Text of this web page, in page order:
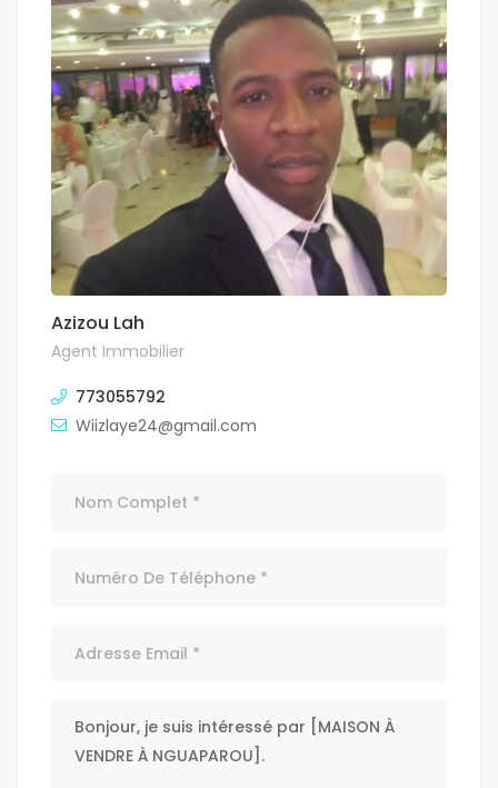
Azizou Lah
Agent Immobilier
773055792
Wiizlaye24@gmail.com